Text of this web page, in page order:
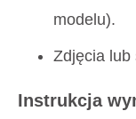
modelu).
Zdjęcia lub
Instrukcja